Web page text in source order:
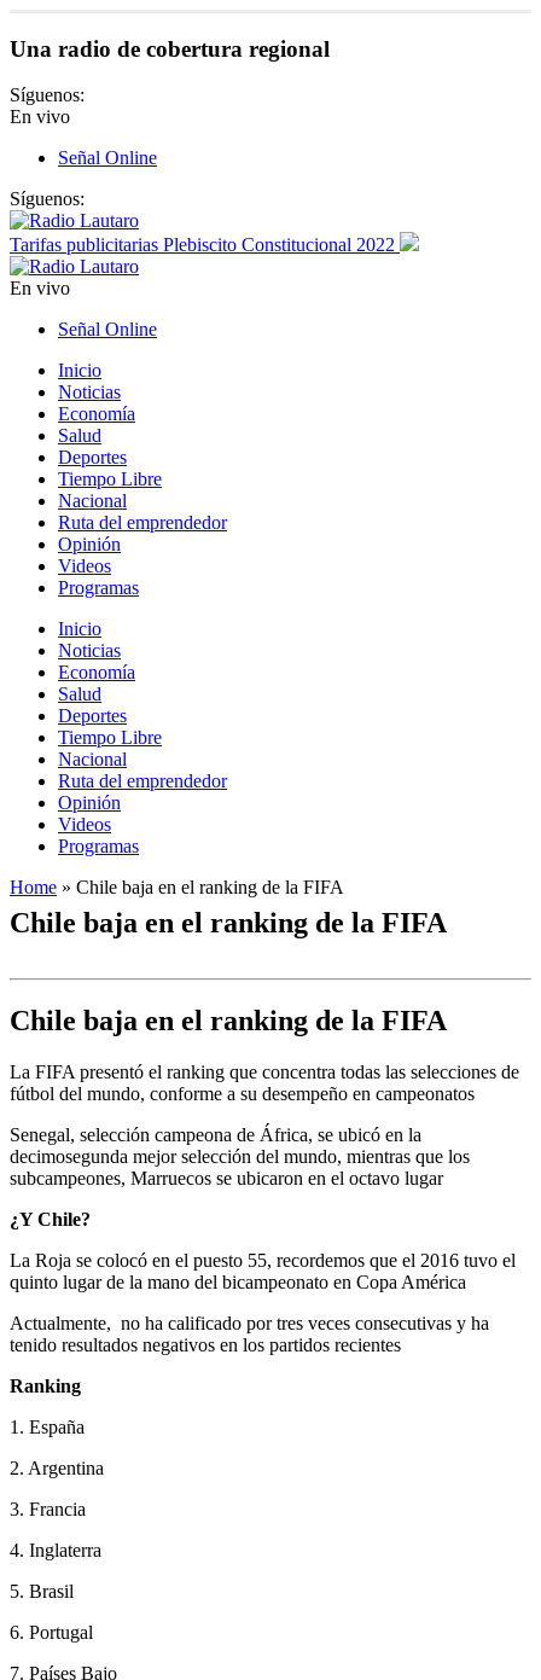
Una radio de cobertura regional
Síguenos:
En vivo
Señal Online
Síguenos:
Tarifas publicitarias Plebiscito Constitucional 2022
En vivo
Señal Online
Inicio
Noticias
Economía
Salud
Deportes
Tiempo Libre
Nacional
Ruta del emprendedor
Opinión
Videos
Programas
Inicio
Noticias
Economía
Salud
Deportes
Tiempo Libre
Nacional
Ruta del emprendedor
Opinión
Videos
Programas
Home » Chile baja en el ranking de la FIFA
Chile baja en el ranking de la FIFA
Chile baja en el ranking de la FIFA
La FIFA presentó el ranking que concentra todas las selecciones de
fútbol del mundo, conforme a su desempeño en campeonatos
Senegal, selección campeona de África, se ubicó en la
decimosegunda mejor selección del mundo, mientras que los
subcampeones, Marruecos se ubicaron en el octavo lugar
¿Y Chile?
La Roja se colocó en el puesto 55, recordemos que el 2016 tuvo el
quinto lugar de la mano del bicampeonato en Copa América
Actualmente, no ha calificado por tres veces consecutivas y ha
tenido resultados negativos en los partidos recientes
Ranking
1. España
2. Argentina
3. Francia
4. Inglaterra
5. Brasil
6. Portugal
7. Países Bajo